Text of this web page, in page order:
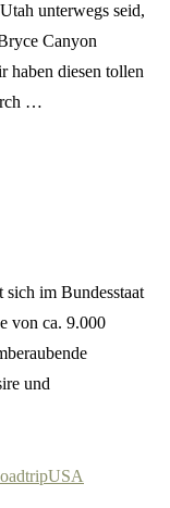
unterwegs seid,
Canyon
haben diesen tollen
…
im Bundesstaat
von ca. 9.000
und
USA